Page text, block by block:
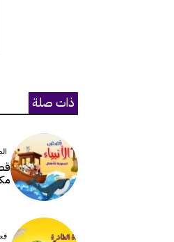
ذات صلة